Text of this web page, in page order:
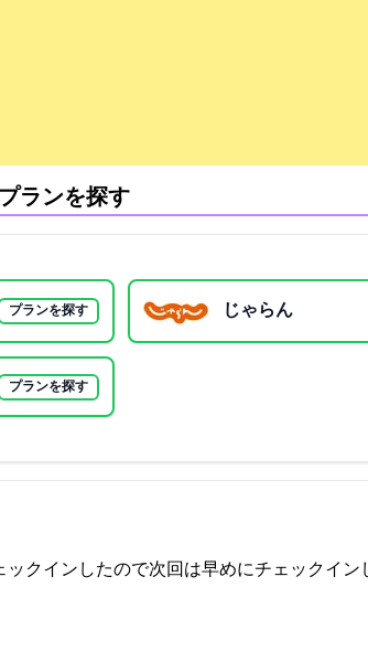
ランを探す
プランを探す じゃらん
プランを探す
クインしたので…)次回は早めにチェックイ